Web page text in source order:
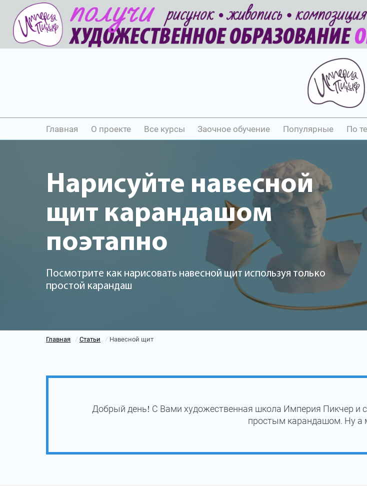
Главная О проекте Все курсы Заочное обучение Популярные По
Нарисуйте навесной
щит карандашом
поэтапно
Посмотрите как нарисовать навесной щит используя только
простой карандаш
Главная / Статьи / Навесной щит
Добрый день! С Вами художественная школа Империя Пикчер и
простым карандашом. Ну а